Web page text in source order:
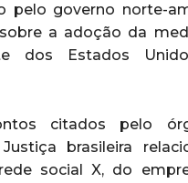
pelo governo norte-
a adoção da
dos Estados
citados pelo
brasileira
social X, do